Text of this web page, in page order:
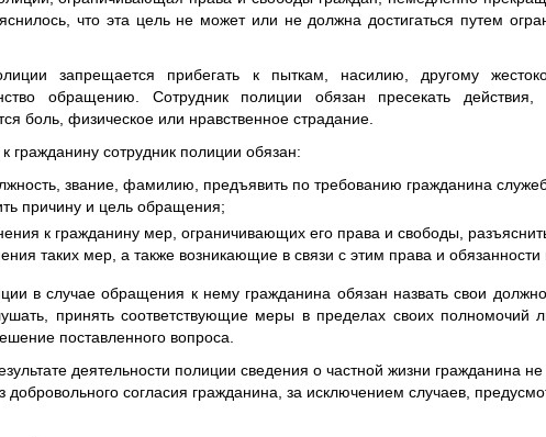
что эта цель не может или не должна достигаться путем
запрещается прибегать к пыткам, насилию, другому
обращению. Сотрудник полиции обязан пресекать действия,
боль, физическое или нравственное страдание.
гражданину сотрудник полиции обязан:
звание, фамилию, предъявить по требованию гражданина
причину и цель обращения;
к гражданину мер, ограничивающих его права и свободы,
таких мер, а также возникающие в связи с этим права и обязанности
в случае обращения к нему гражданина обязан назвать свои
принять соответствующие меры в пределах своих полномочий
поставленного вопроса.
деятельности полиции сведения о частной жизни гражданина не
добровольного согласия гражданина, за исключением случаев,